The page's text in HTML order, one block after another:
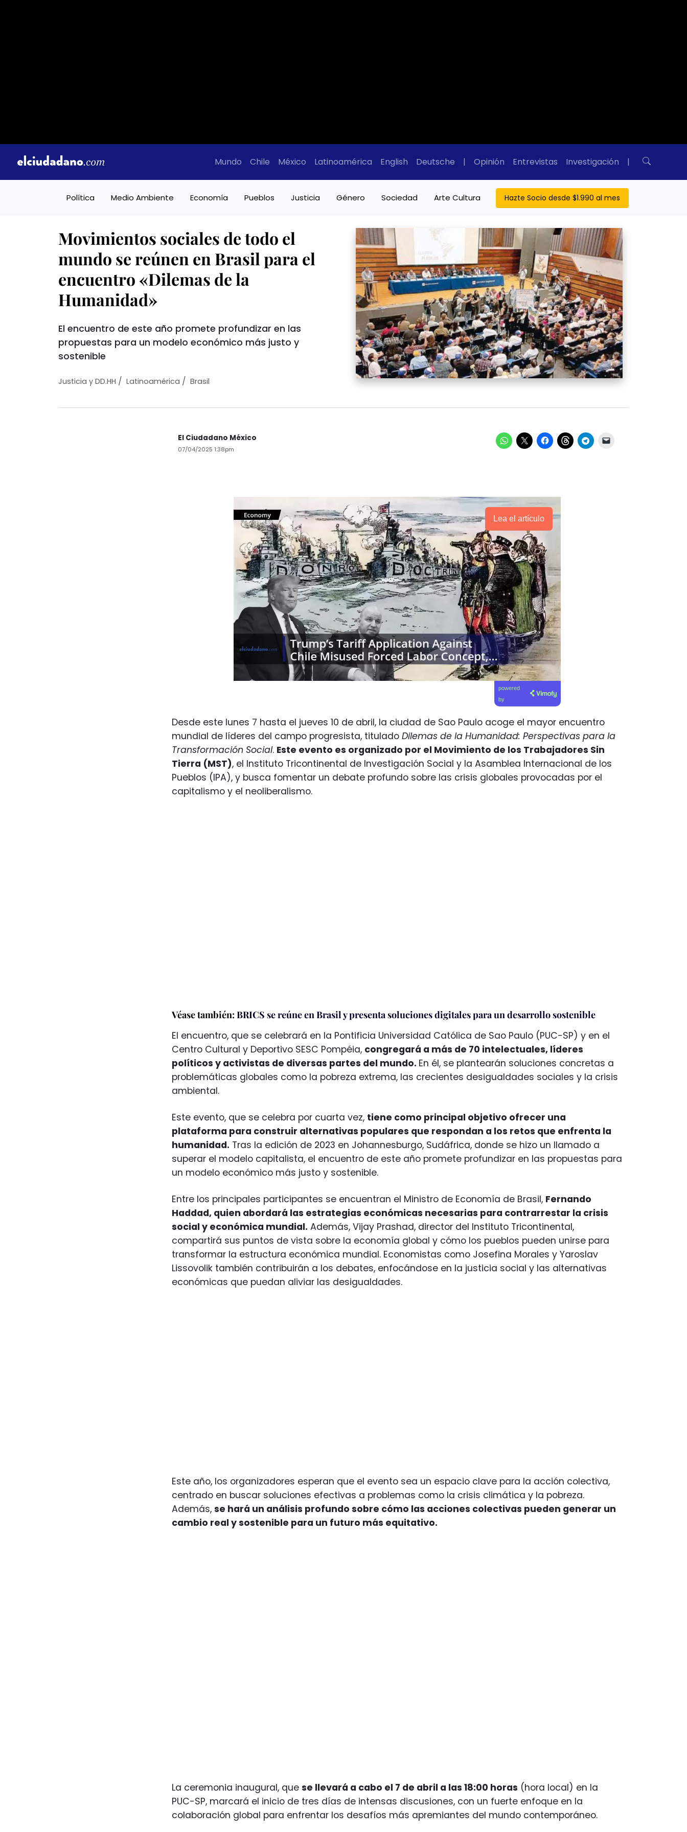
Mundo Chile México Latinoamérica English Deutsche | Opinión Entrevistas Investigación |
Política Medio Ambiente Economía Pueblos Justicia Género Sociedad Arte Cultura Hazte Socio desde $1.990 al mes
Movimientos sociales de todo el
mundo se reúnen en Brasil para el
encuentro «Dilemas de la
Humanidad»
El encuentro de este año promete profundizar en las
propuestas para un modelo económico más justo y
sostenible
Justicia y DD.HH / Latinoamérica / Brasil
El Ciudadano México
07/04/2025 1:38pm
Lea el artículo
powered
by
Desde este lunes 7 hasta el jueves 10 de abril, la ciudad de Sao Paulo acoge el mayor encuentro
mundial de líderes del campo progresista, titulado Dilemas de la Humanidad: Perspectivas para la
Transformación Social. Este evento es organizado por el Movimiento de los Trabajadores Sin
Tierra (MST), el Instituto Tricontinental de Investigación Social y la Asamblea Internacional de los
Pueblos (IPA), y busca fomentar un debate profundo sobre las crisis globales provocadas por el
capitalismo y el neoliberalismo.
Véase también: BRICS se reúne en Brasil y presenta soluciones digitales para un desarrollo sostenible
El encuentro, que se celebrará en la Pontificia Universidad Católica de Sao Paulo (PUC-SP) y en el
Centro Cultural y Deportivo SESC Pompéia, congregará a más de 70 intelectuales, líderes
políticos y activistas de diversas partes del mundo. En él, se plantearán soluciones concretas a
problemáticas globales como la pobreza extrema, las crecientes desigualdades sociales y la crisis
ambiental.
Este evento, que se celebra por cuarta vez, tiene como principal objetivo ofrecer una
plataforma para construir alternativas populares que respondan a los retos que enfrenta la
humanidad. Tras la edición de 2023 en Johannesburgo, Sudáfrica, donde se hizo un llamado a
superar el modelo capitalista, el encuentro de este año promete profundizar en las propuestas para
un modelo económico más justo y sostenible.
Entre los principales participantes se encuentran el Ministro de Economía de Brasil, Fernando
Haddad, quien abordará las estrategias económicas necesarias para contrarrestar la crisis
social y económica mundial. Además, Vijay Prashad, director del Instituto Tricontinental,
compartirá sus puntos de vista sobre la economía global y cómo los pueblos pueden unirse para
transformar la estructura económica mundial. Economistas como Josefina Morales y Yaroslav
Lissovolik también contribuirán a los debates, enfocándose en la justicia social y las alternativas
económicas que puedan aliviar las desigualdades.
Este año, los organizadores esperan que el evento sea un espacio clave para la acción colectiva,
centrado en buscar soluciones efectivas a problemas como la crisis climática y la pobreza.
Además, se hará un análisis profundo sobre cómo las acciones colectivas pueden generar un
cambio real y sostenible para un futuro más equitativo.
La ceremonia inaugural, que se llevará a cabo el 7 de abril a las 18:00 horas (hora local) en la
PUC-SP, marcará el inicio de tres días de intensas discusiones, con un fuerte enfoque en la
colaboración global para enfrentar los desafíos más apremiantes del mundo contemporáneo.